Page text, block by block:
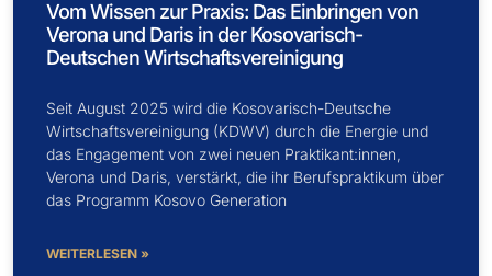
Vom Wissen zur Praxis: Das Einbringen von
Verona und Daris in der Kosovarisch-
Deutschen Wirtschaftsvereinigung
Seit August 2025 wird die Kosovarisch-Deutsche
Wirtschaftsvereinigung (KDWV) durch die Energie und
das Engagement von zwei neuen Praktikant:innen,
Verona und Daris, verstärkt, die ihr Berufspraktikum über
das Programm Kosovo Generation
WEITERLESEN »